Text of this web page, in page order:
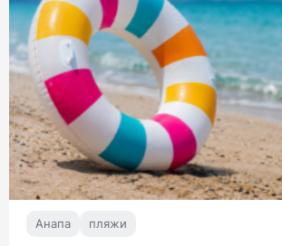
Анапа пляжи